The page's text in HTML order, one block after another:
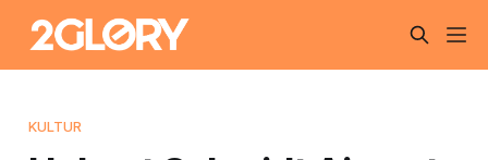
KULTUR